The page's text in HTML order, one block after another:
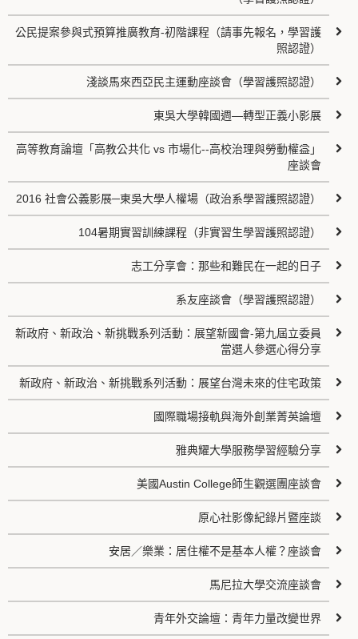
公民提案參與式預算推廣教育-初階課程（請事先報名，學習護
照認證）
淺談馬來西亞民主運動座談會（學習護照認證）
東吳大學韓國週—轉型正義小影展
高等教育論壇「高教公共化 vs 市場化--高校治理與勞動權益」
座談會
2016 社會公義影展─東吳大學人權場（政治系學習護照認證）
104暑期實習訓練課程（非實習生學習護照認證）
志工分享會：那些和難民在一起的日子
系友座談會（學習護照認證）
新政府、新政治、新挑戰系列活動：展望新國會-第九屆立委員
當選人參選心得分享
新政府、新政治、新挑戰系列活動：展望台灣未來的住宅政策
國際職場接軌與海外創業菁英論壇
雅典耀大學服務學習經驗分享
美國Austin College師生觀選團座談會
原心社影像紀錄片暨座談
安居／樂業：居住權不是基本人權？座談會
馬尼拉大學交流座談會
青年外交論壇：青年力量改變世界